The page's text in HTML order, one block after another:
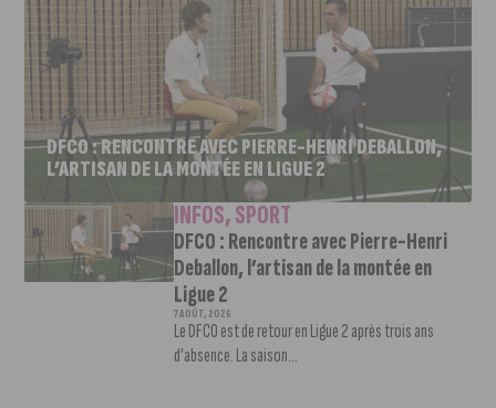
DFCO : RENCONTRE AVEC PIERRE-HENRI DEBALLON,
L’ARTISAN DE LA MONTÉE EN LIGUE 2
INFOS,SPORT
DFCO : Rencontre avec Pierre-Henri
Deballon, l’artisan de la montée en
Ligue 2
7 AOÛT, 2026
Le DFCO est de retour en Ligue 2 après trois ans
d’absence. La saison...